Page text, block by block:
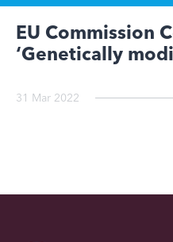
EU Commission
‘Genetically
31 Mar 2022